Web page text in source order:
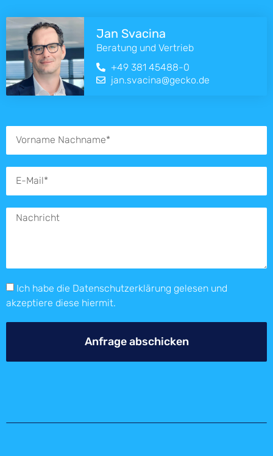
Jan Svacina
Beratung und Vertrieb
+49 381 45488-0
jan.svacina@gecko.de
Ich habe die Datenschutzerklärung gelesen und
akzeptiere diese hiermit.
Anfrage abschicken